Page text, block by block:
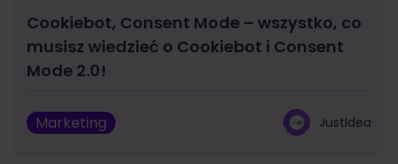
Cookiebot, Consent Mode – wszystko, co
musisz wiedzieć o Cookiebot i Consent
Mode 2.0!
Marketing JustIdea